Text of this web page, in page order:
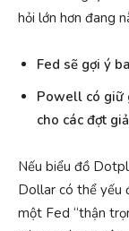
hỏi lớn hơn đang
Fed sẽ gợi ý
Powell có giữ
cho các đợt
Nếu biểu đồ
Dollar có thể yếu
một Fed “thận